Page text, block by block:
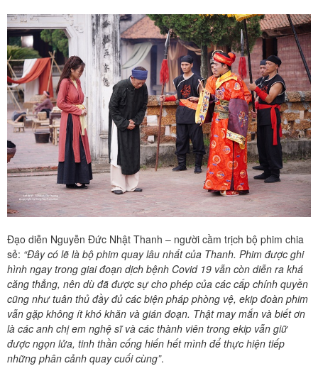
Đạo diễn Nguyễn Đức Nhật Thanh – người cầm trịch bộ phim chia
sẻ: “Đây có lẽ là bộ phim quay lâu nhất của Thanh. Phim được ghi
hình ngay trong giai đoạn dịch bệnh Covid 19 vẫn còn diễn ra khá
căng thẳng, nên dù đã được sự cho phép của các cấp chính quyền
cũng như tuân thủ đầy đủ các biện pháp phòng vệ, ekip đoàn phim
vẫn gặp không ít khó khăn và gián đoạn. Thật may mắn và biết ơn
là các anh chị em nghệ sĩ và các thành viên trong ekip vẫn giữ
được ngọn lửa, tinh thần cống hiến hết mình để thực hiện tiếp
những phân cảnh quay cuối cùng”.